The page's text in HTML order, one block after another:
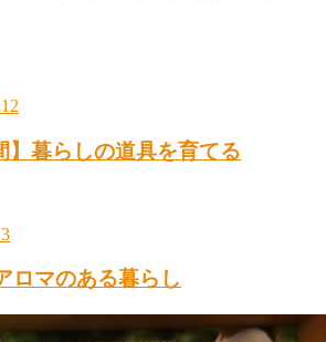
】暮らしの道具を育てる
ロマのある暮らし